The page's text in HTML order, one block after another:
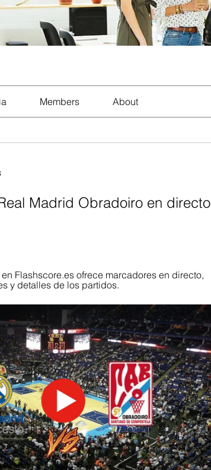
Members About
Madrid Obradoiro en directo
Flashscore.es ofrece marcadores en directo,
y detalles de los partidos.